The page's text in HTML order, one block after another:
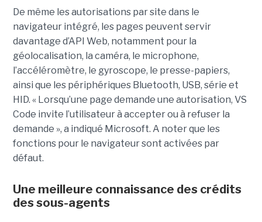
De même les autorisations par site dans le
navigateur intégré, les pages peuvent servir
davantage d’API Web, notamment pour la
géolocalisation, la caméra, le microphone,
l’accéléromètre, le gyroscope, le presse-papiers,
ainsi que les périphériques Bluetooth, USB, série et
HID. « Lorsqu’une page demande une autorisation, VS
Code invite l’utilisateur à accepter ou à refuser la
demande », a indiqué Microsoft. A noter que les
fonctions pour le navigateur sont activées par
défaut.
Une meilleure connaissance des crédits
des sous-agents